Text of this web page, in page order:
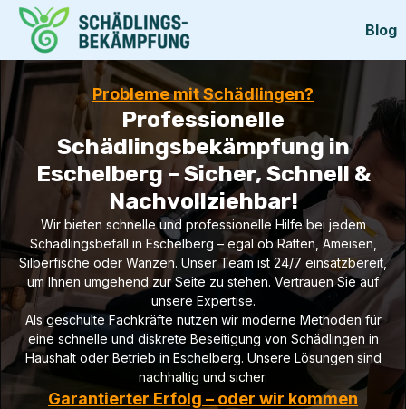
Blog
Probleme mit Schädlingen?
Professionelle
Schädlingsbekämpfung in
Eschelberg – Sicher, Schnell &
Nachvollziehbar!
Wir bieten schnelle und professionelle Hilfe bei jedem
Schädlingsbefall in Eschelberg – egal ob Ratten, Ameisen,
Silberfische oder Wanzen. Unser Team ist 24/7 einsatzbereit,
um Ihnen umgehend zur Seite zu stehen. Vertrauen Sie auf
unsere Expertise.
Als geschulte Fachkräfte nutzen wir moderne Methoden für
eine schnelle und diskrete Beseitigung von Schädlingen in
Haushalt oder Betrieb in Eschelberg. Unsere Lösungen sind
nachhaltig und sicher.
Garantierter Erfolg – oder wir kommen